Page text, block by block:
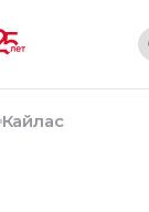
Кайлас